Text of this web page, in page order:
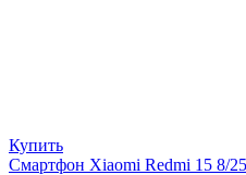
Купить
Смартфон Xiaomi Redmi 15 8/